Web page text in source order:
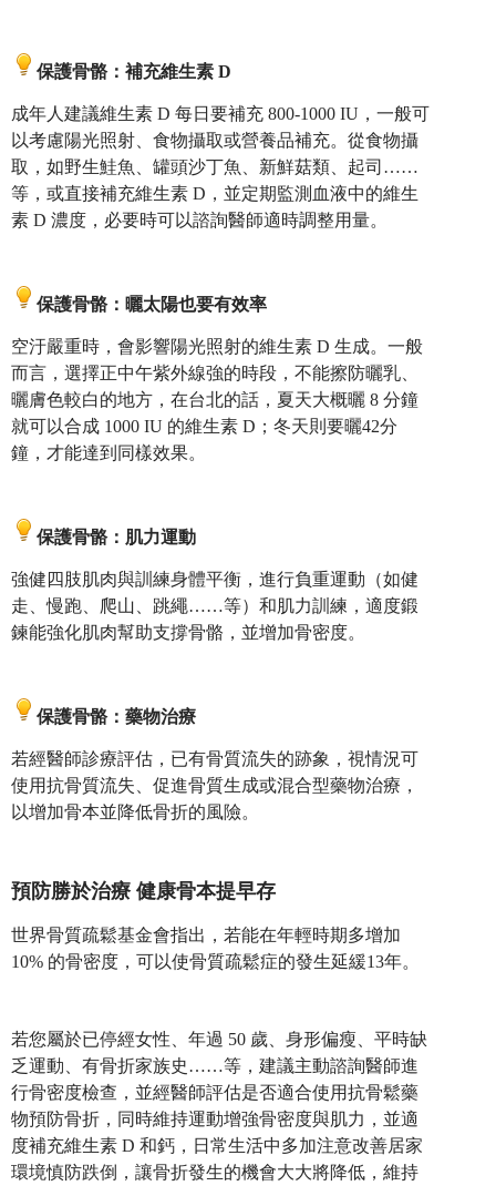
保護骨骼：補充維生素 D
成年人建議維生素 D 每日要補充 800-1000 IU，一般可
以考慮陽光照射、食物攝取或營養品補充。從食物攝
取，如野生鮭魚、罐頭沙丁魚、新鮮菇類、起司……
等，或直接補充維生素 D，並定期監測血液中的維生
素 D 濃度，必要時可以諮詢醫師適時調整用量。
保護骨骼：曬太陽也要有效率
空汙嚴重時，會影響陽光照射的維生素 D 生成。一般
而言，選擇正中午紫外線強的時段，不能擦防曬乳、
曬膚色較白的地方，在台北的話，夏天大概曬 8 分鐘
就可以合成 1000 IU 的維生素 D；冬天則要曬42分
鐘，才能達到同樣效果。
保護骨骼：肌力運動
強健四肢肌肉與訓練身體平衡，進行負重運動（如健
走、慢跑、爬山、跳繩……等）和肌力訓練，適度鍛
鍊能強化肌肉幫助支撐骨骼，並增加骨密度。
保護骨骼：藥物治療
若經醫師診療評估，已有骨質流失的跡象，視情況可
使用抗骨質流失、促進骨質生成或混合型藥物治療，
以增加骨本並降低骨折的風險。
預防勝於治療 健康骨本提早存
世界骨質疏鬆基金會指出，若能在年輕時期多增加
10% 的骨密度，可以使骨質疏鬆症的發生延緩13年。
若您屬於已停經女性、年過 50 歲、身形偏瘦、平時缺
乏運動、有骨折家族史……等，建議主動諮詢醫師進
行骨密度檢查，並經醫師評估是否適合使用抗骨鬆藥
物預防骨折，同時維持運動增強骨密度與肌力，並適
度補充維生素 D 和鈣，日常生活中多加注意改善居家
環境慎防跌倒，讓骨折發生的機會大大將降低，維持